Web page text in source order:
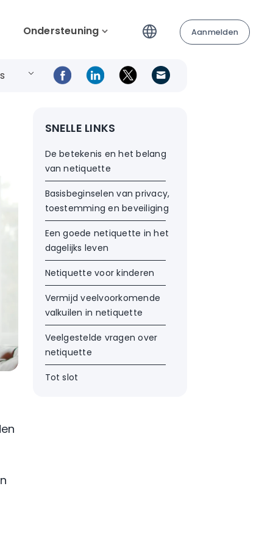
Ondersteuning Aanmelden
SNELLE LINKS
De betekenis en het belang
van netiquette
Basisbeginselen van privacy,
toestemming en beveiliging
Een goede netiquette in het
dagelijks leven
Netiquette voor kinderen
Vermijd veelvoorkomende
valkuilen in netiquette
Veelgestelde vragen over
netiquette
Tot slot